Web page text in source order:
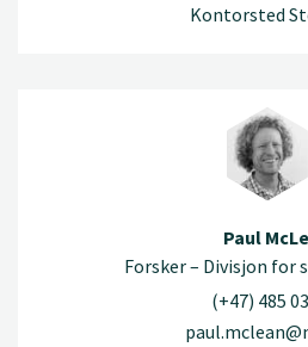
Kontorsted
Paul
Forsker – Divisjon for
(+47) 485